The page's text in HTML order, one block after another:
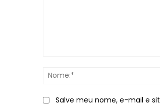
Salve meu nome, e-mail e